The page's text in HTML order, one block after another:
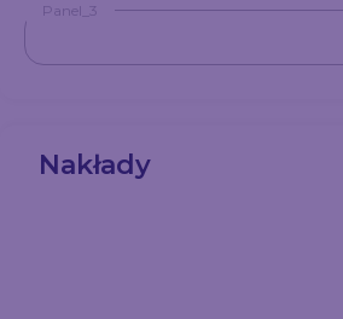
Panel_3
Nakłady